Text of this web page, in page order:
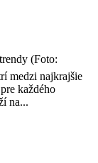
(Foto:
medzi najkrajšie
každého
na...